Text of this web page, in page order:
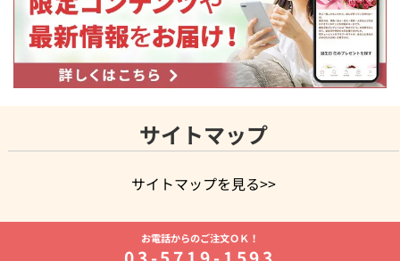
サイトマップ
サイトマップを見る>>
よく贈られる花
お祝いの花特集
誕生日フラワーギフト特集
8月の誕生花(トルコキキョウ)
開店・開業祝い
お電話からのご注文ＯＫ！